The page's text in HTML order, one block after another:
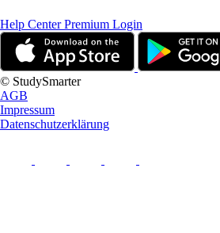
Help CenterPremium Login
© StudySmarter
AGB
Impressum
Datenschutzerklärung